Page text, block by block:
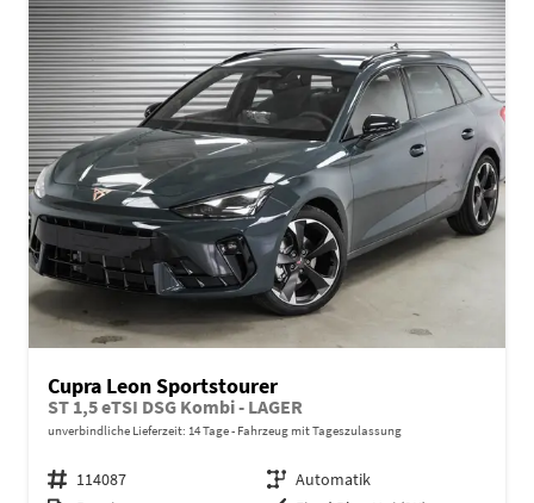
Cupra Leon Sportstourer
ST 1,5 eTSI DSG Kombi - LAGER
unverbindliche Lieferzeit: 14 Tage Fahrzeug mit Tageszulassung
Fahrzeugnr. 114087 Getriebe Automatik